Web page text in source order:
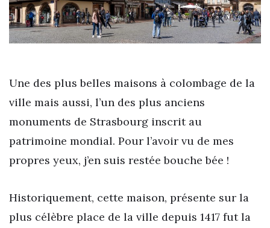
Une des plus belles maisons à colombage de la
ville mais aussi, l’un des plus anciens
monuments de Strasbourg inscrit au
patrimoine mondial. Pour l’avoir vu de mes
propres yeux, j’en suis restée bouche bée !
Historiquement, cette maison, présente sur la
plus célèbre place de la ville depuis 1417 fut la